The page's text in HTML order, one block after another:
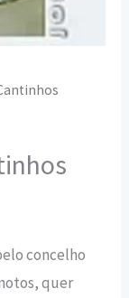
concelho
quer